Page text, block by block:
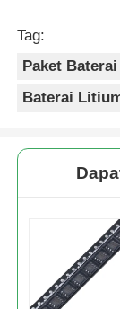
Tag:
Paket
Baterai